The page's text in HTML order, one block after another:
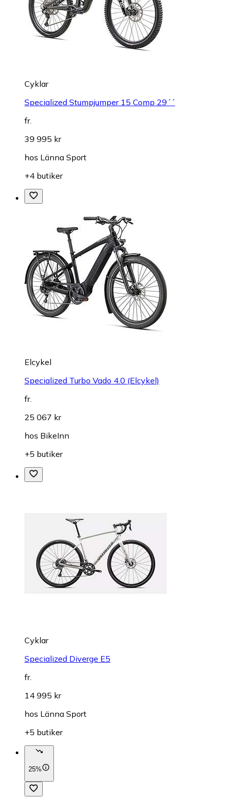
Cyklar
Specialized Stumpjumper 15 Comp 29´´
fr.
39 995 kr
hos Länna Sport
+4 butiker
Elcykel
Specialized Turbo Vado 4.0 (Elcykel)
fr.
25 067 kr
hos BikeInn
+5 butiker
Cyklar
Specialized Diverge E5
fr.
14 995 kr
hos Länna Sport
+5 butiker
25%